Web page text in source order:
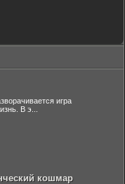
игра
В э...
кошмар